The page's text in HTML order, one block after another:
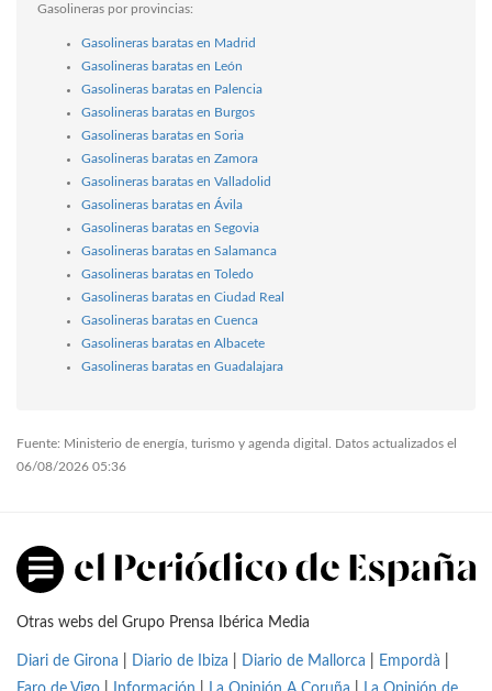
Gasolineras por provincias:
Gasolineras baratas en Madrid
Gasolineras baratas en León
Gasolineras baratas en Palencia
Gasolineras baratas en Burgos
Gasolineras baratas en Soria
Gasolineras baratas en Zamora
Gasolineras baratas en Valladolid
Gasolineras baratas en Ávila
Gasolineras baratas en Segovia
Gasolineras baratas en Salamanca
Gasolineras baratas en Toledo
Gasolineras baratas en Ciudad Real
Gasolineras baratas en Cuenca
Gasolineras baratas en Albacete
Gasolineras baratas en Guadalajara
Fuente: Ministerio de energía, turismo y agenda digital. Datos actualizados el
06/08/2026 05:36
Otras webs del Grupo Prensa Ibérica Media
Diari de Girona Diario de Ibiza Diario de Mallorca Empordà